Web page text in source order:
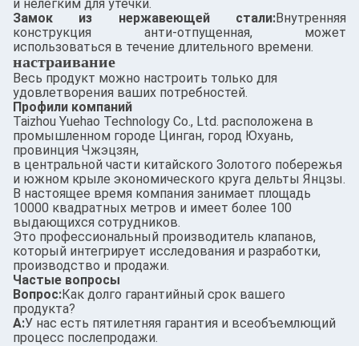
и нелегким для утечки.
Замок из нержавеющей стали:Внутренняя
конструкция анти-отпущенная, может
использоваться в течение длительного времени.
настраивание
Весь продукт можно настроить только для
удовлетворения ваших потребностей.
Профили компаний
Taizhou Yuehao Technology Co., Ltd. расположена в
промышленном городе Цинган, город Юхуань,
провинция Чжэцзян,
в центральной части китайского Золотого побережья
и южном крыле экономического круга дельты Янцзы.
В настоящее время компания занимает площадь
10000 квадратных метров и имеет более 100
выдающихся сотрудников.
Это профессиональный производитель клапанов,
который интегрирует исследования и разработки,
производство и продажи.
Частые вопросы
Вопрос:Как долго гарантийный срок вашего
продукта?
А:У нас есть пятилетняя гарантия и всеобъемлющий
процесс послепродажи.